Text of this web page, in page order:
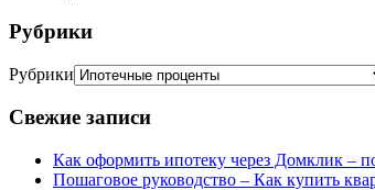
Рубрики
Рубрики
Свежие записи
Как оформить ипотеку через Домклик –
Пошаговое руководство – Как купить